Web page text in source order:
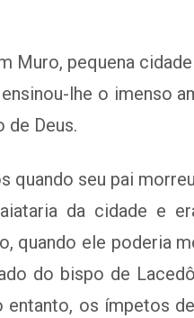
Muro, pequena
lhe o imenso
de Deus.
quando seu pai
da cidade e
quando ele poderia
do bispo de
entanto, os ímpetos